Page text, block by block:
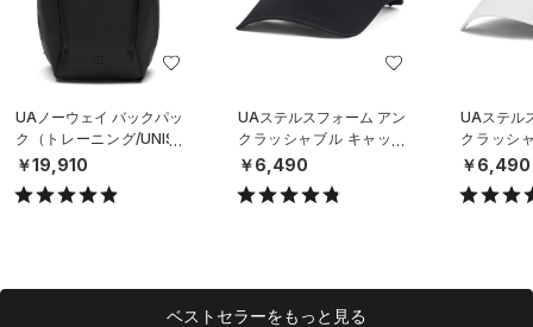
UAノーウェイ バックパッ
ク（トレーニング/UNISE
X）
￥19,910
UAステルスフォーム アン
クラッシャブル キャップ
（ライフスタイル/UNISE
￥6,490
UAステル
クラッシ
（ライフ
￥6,490
ベストセラーをもっと見る